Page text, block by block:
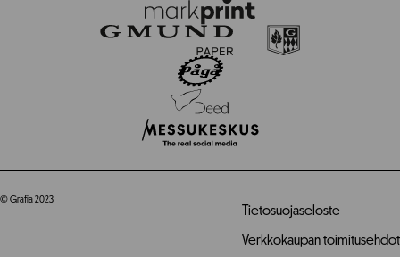
© Grafia 2023
Tietosuojaseloste
Verkkokaupan toimitusehdot